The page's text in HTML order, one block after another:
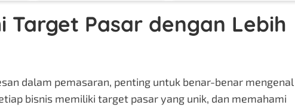
Target Pasar dengan Lebih
dalam pemasaran, penting untuk benar-benar mengenal
bisnis memiliki target pasar yang unik, dan memahami